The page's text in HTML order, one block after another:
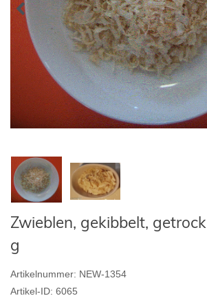
Zwieblen, gekibbelt,
g
Artikelnummer: NEW-1354
Artikel-ID: 6065